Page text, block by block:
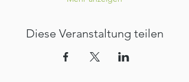
Diese Veranstaltung teilen